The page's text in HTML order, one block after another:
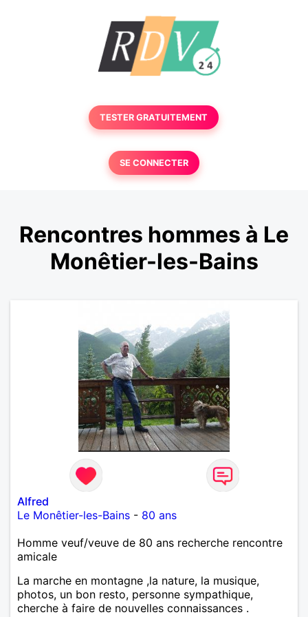
TESTER GRATUITEMENT
SE CONNECTER
Rencontres hommes à Le
Monêtier-les-Bains
Alfred
Le Monêtier-les-Bains - 80 ans
Homme veuf/veuve de 80 ans recherche rencontre
amicale
La marche en montagne ,la nature, la musique,
photos, un bon resto, personne sympathique,
cherche à faire de nouvelles connaissances .